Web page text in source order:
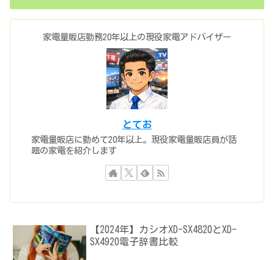
家電量販店勤務20年以上の現役家電アドバイザー
とてお
家電量販店に勤めて20年以上。現役家電量販店員が話
題の家電を紹介します
【2024年】カシオXD-SX4820とXD-
SX4920電子辞書比較